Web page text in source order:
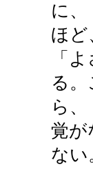
に
ほど
「
る
ら
覚が
ない